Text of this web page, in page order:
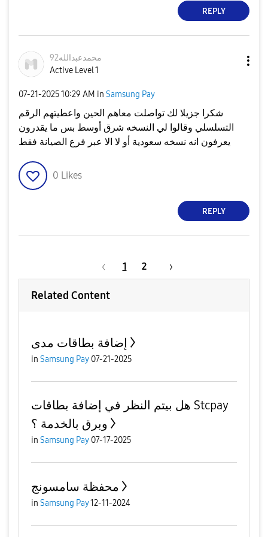
REPLY
محمدعبدالله92
Active Level 1
‎07-21-202510:29 AM in Samsung Pay
شكرا جزيلا لك تواصلت معاهم الحين واعطيتهم الرقم
التسلسلي وقالوا لي النسخه شرق أوسط بس ما يقدرون
يعرفون انه نسخه سعودية أو لا الا عبر فرع الصيانة فقط
0 Likes
REPLY
1 2
Related Content
إضافة بطاقات مدى
in Samsung Pay 07-21-2025
هل بيتم النظر في إضافة بطاقات Stcpay
وبرق بالخدمة ؟
in Samsung Pay 07-17-2025
محفظة سامسونج
in Samsung Pay12-11-2024